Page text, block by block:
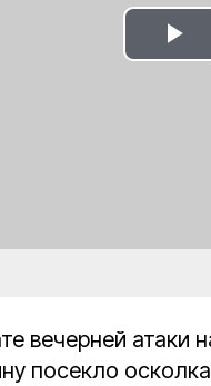
вечерней атаки
посекло